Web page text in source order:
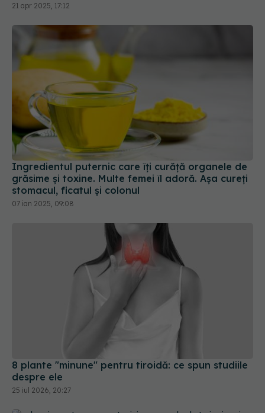
21 apr 2025, 17:12
Ingredientul puternic care îți curăță organele de
grăsime și toxine. Multe femei îl adoră. Așa cureți
stomacul, ficatul și colonul
07 ian 2025, 09:08
8 plante "minune" pentru tiroidă: ce spun studiile
despre ele
25 iul 2026, 20:27